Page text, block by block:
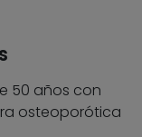
50 años con
osteoporótica